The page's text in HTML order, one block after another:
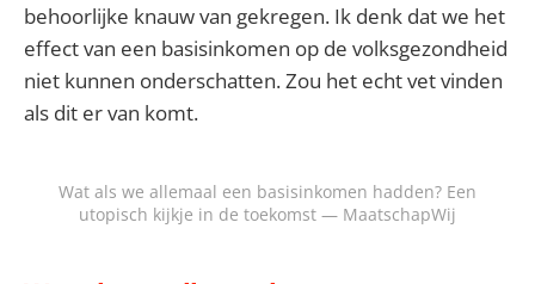
behoorlijke knauw van gekregen. Ik denk dat we het
effect van een basisinkomen op de volksgezondheid
niet kunnen onderschatten. Zou het echt vet vinden
als dit er van komt.
Wat als we allemaal een basisinkomen hadden? Een
utopisch kijkje in de toekomst — MaatschapWij